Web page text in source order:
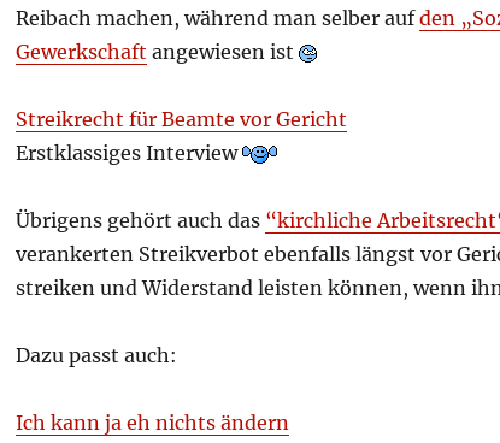
Reibach machen, während man selber aufden
Gewerkschaft angewiesen ist
Streikrecht für Beamte vor Gericht
Erstklassiges Interview
Übrigens gehört auch das “kirchliche
verankerten Streikverbot ebenfalls längst vor
streiken und Widerstand leisten können, wenn
Dazu passt auch:
Ich kann ja eh nichts ändern